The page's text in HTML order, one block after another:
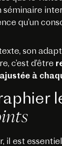
séminaire
qu’un
son
c’est d’être
ajustée à
il est